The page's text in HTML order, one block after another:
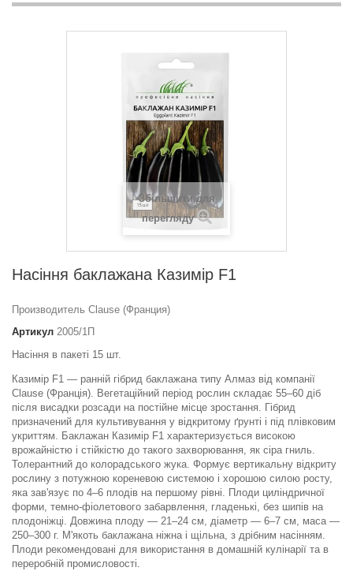
Збільшити для
перегляду
Насіння баклажана Казимір F1
Производитель Clause (Франция)
Артикул 2005/1П
Насіння в пакеті 15 шт.
Казимір F1 — ранній гібрид баклажана типу Алмаз від компанії
Clause (Франція). Вегетаційний період рослин складає 55–60 діб
після висадки розсади на постійне місце зростання. Гібрид
призначений для культивування у відкритому ґрунті і під плівковим
укриттям. Баклажан Казимір F1 характеризується високою
врожайністю і стійкістю до такого захворювання, як сіра гниль.
Толерантний до колорадського жука. Формує вертикальну відкриту
рослину з потужною кореневою системою і хорошою силою росту,
яка зав'язує по 4–6 плодів на першому рівні. Плоди циліндричної
форми, темно-фіолетового забарвлення, гладенькі, без шипів на
плодоніжці. Довжина плоду — 21–24 см, діаметр — 6–7 см, маса —
250–300 г. М'якоть баклажана ніжна і щільна, з дрібним насінням.
Плоди рекомендовані для використання в домашній кулінарії та в
переробній промисловості.